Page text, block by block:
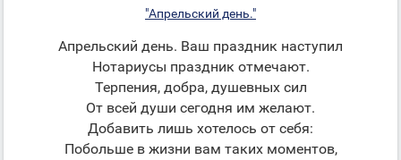
"Апрельский день."
Апрельский день. Ваш праздник наступил
Нотариусы праздник отмечают.
Терпения, добра, душевных сил
От всей души сегодня им желают.
Добавить лишь хотелось от себя:
Побольше в жизни вам таких моментов,